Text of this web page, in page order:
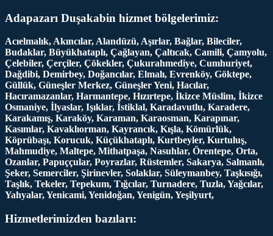
Adapazarı Duşakabin hizmet bölgelerimiz:
Acıelmalık, Akıncılar, Alandüzü, Aşırlar, Bağlar, Bileciler,
Budaklar, Büyükhataplı, Çağlayan, Çaltıcak, Camili, Çamyolu,
Çelebiler, Çerçiler, Çökekler, Çukurahmediye, Cumhuriyet,
Dağdibi, Demirbey, Doğancılar, Elmalı, Evrenköy, Göktepe,
Güllük, Güneşler Merkez, Güneşler Yeni, Hacılar,
Hacıramazanlar, Harmantepe, Hızırtepe, İkizce Müslim, İkizce
Osmaniye, İlyaslar, Işıklar, İstiklal, Karadavutlu, Karadere,
Karakamış, Karaköy, Karaman, Karaosman, Karapınar,
Kasımlar, Kavaklıorman, Kayrancık, Kışla, Kömürlük,
Köprübaşı, Korucuk, Küçükhataplı, Kurtbeyler, Kurtuluş,
Mahmudiye, Maltepe, Mithatpaşa, Nasuhlar, Örentepe, Orta,
Ozanlar, Papuççular, Poyrazlar, Rüstemler, Sakarya, Salmanlı,
Şeker, Semerciler, Şirinevler, Solaklar, Süleymanbey, Taşkısığı,
Taşlık, Tekeler, Tepekum, Tığcılar, Turnadere, Tuzla, Yağcılar,
Yahyalar, Yenicami, Yenidoğan, Yenigün, Yeşilyurt,
Hizmetlerimizden bazıları: